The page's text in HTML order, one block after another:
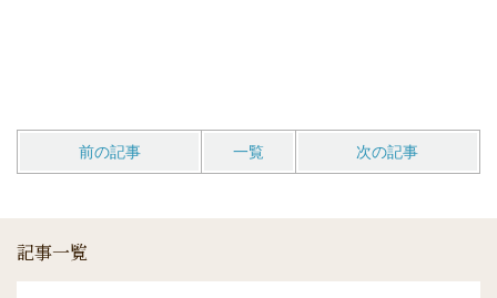
前の記事 一覧 次の記事
記事一覧